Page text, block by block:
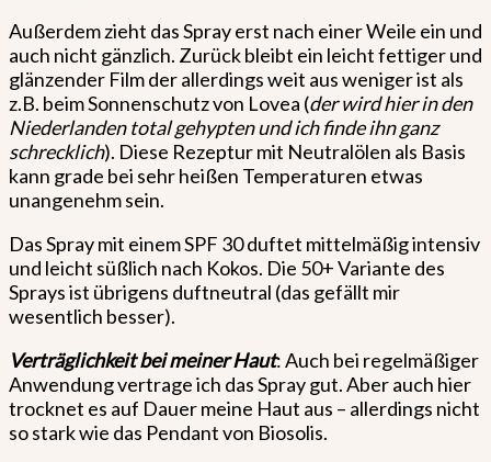
Außerdem zieht das Spray erst nach einer Weile ein und
auch nicht gänzlich. Zurück bleibt ein leicht fettiger und
glänzender Film der allerdings weit aus weniger ist als
z.B. beim Sonnenschutz von Lovea (der wird hier in den
Niederlanden total gehypten und ich finde ihn ganz
schrecklich). Diese Rezeptur mit Neutralölen als Basis
kann grade bei sehr heißen Temperaturen etwas
unangenehm sein.
Das Spray mit einem SPF 30 duftet mittelmäßig intensiv
und leicht süßlich nach Kokos. Die 50+ Variante des
Sprays ist übrigens duftneutral (das gefällt mir
wesentlich besser).
Verträglichkeit bei meiner Haut: Auch bei regelmäßiger
Anwendung vertrage ich das Spray gut. Aber auch hier
trocknet es auf Dauer meine Haut aus – allerdings nicht
so stark wie das Pendant von Biosolis.